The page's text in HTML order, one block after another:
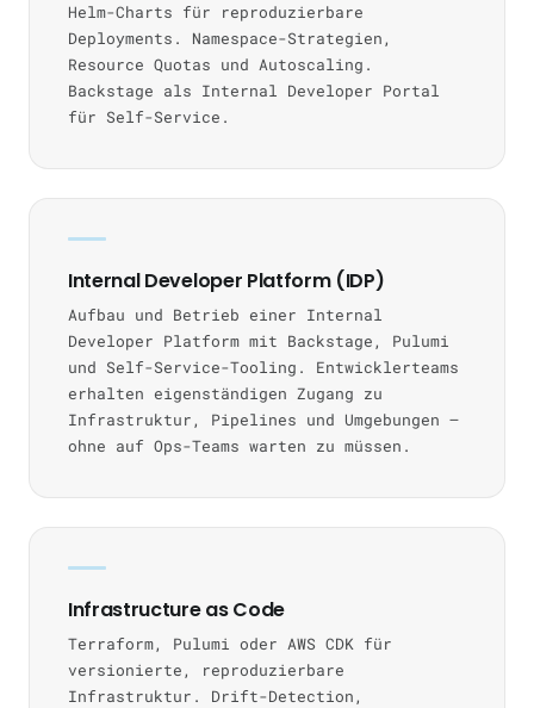
Helm-Charts für reproduzierbare
Deployments. Namespace-Strategien,
Resource Quotas und Autoscaling.
Backstage als Internal Developer Portal
für Self-Service.
Internal Developer Platform (IDP)
Aufbau und Betrieb einer Internal
Developer Platform mit Backstage, Pulumi
und Self-Service-Tooling. Entwicklerteams
erhalten eigenständigen Zugang zu
Infrastruktur, Pipelines und Umgebungen —
ohne auf Ops-Teams warten zu müssen.
Infrastructure as Code
Terraform, Pulumi oder AWS CDK für
versionierte, reproduzierbare
Infrastruktur. Drift-Detection,